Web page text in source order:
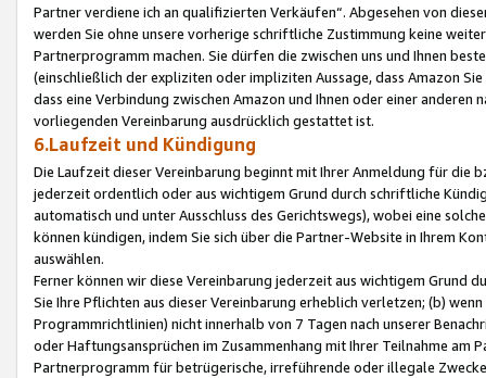
Partner verdiene ich an qualifizierten Verkäufen“. Abgesehen von
werden Sie ohne unsere vorherige schriftliche Zustimmung keine
Partnerprogramm machen. Sie dürfen die zwischen uns und Ihnen
(einschließlich der expliziten oder impliziten Aussage, dass Amazon
dass eine Verbindung zwischen Amazon und Ihnen oder einer
vorliegenden Vereinbarung ausdrücklich gestattet ist.
6.Laufzeit und Kündigung
Die Laufzeit dieser Vereinbarung beginnt mit Ihrer Anmeldung für die
jederzeit ordentlich oder aus wichtigem Grund durch schriftliche
automatisch und unter Ausschluss des Gerichtswegs), wobei eine
können kündigen, indem Sie sich über die Partner-Website in Ihrem
auswählen.
Ferner können wir diese Vereinbarung jederzeit aus wichtigem Grund
Sie Ihre Pflichten aus dieser Vereinbarung erheblich verletzen; (b)
Programmrichtlinien) nicht innerhalb von 7 Tagen nach unserer
oder Haftungsansprüchen im Zusammenhang mit Ihrer Teilnahme am
Partnerprogramm für betrügerische, irreführende oder illegale